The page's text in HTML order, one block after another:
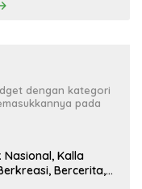
dengan kategori
pada
Kalla
Bercerita,